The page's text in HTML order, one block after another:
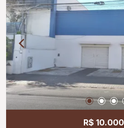
funcionais, bem
armários planejados;
proporcionando praticidade
principais regiões da cidade.
complementares:
270,00; Prédio sem
R$